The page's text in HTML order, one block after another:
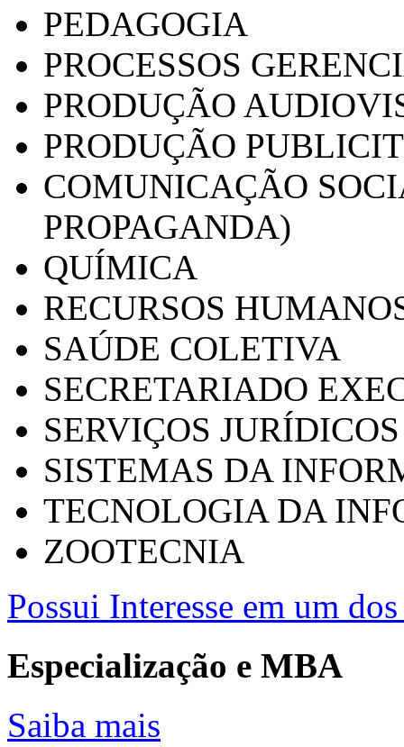
PEDAGOGIA
PROCESSOS
PRODUÇÃO
PRODUÇÃO
COMUNICAÇÃO
PROPAGANDA)
QUÍMICA
RECURSOS
SAÚDE COLETIVA
SECRETARIADO
SERVIÇOS
SISTEMAS DA
TECNOLOGIA DA
ZOOTECNIA
Possui Interesse em um
Especialização e MBA
Saiba mais